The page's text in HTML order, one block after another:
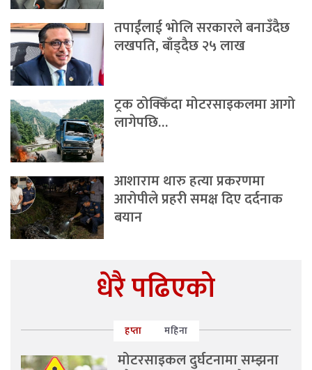
तपाईंलाई भोलि सरकारले बनाउँदैछ
लखपति, बाँड्दैछ २५ लाख
ट्रक ठोक्किँदा मोटरसाइकलमा आगो
लागेपछि…
आशाराम थारु हत्या प्रकरणमा
आरोपीले प्रहरी समक्ष दिए दर्दनाक
बयान
धेरै पढिएको
हप्ता महिना
मोटरसाइकल दुर्घटनामा सम्झना